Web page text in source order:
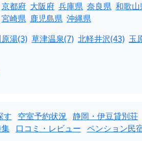
京都府 大阪府 兵庫県 奈良県 和歌山
宮崎県 鹿児島県 沖縄県
湯(3) 草津温泉(7) 北軽井沢(43) 玉
す 空室予約状況 静岡・伊豆貸別荘
口コミ・レビュー ペンション民